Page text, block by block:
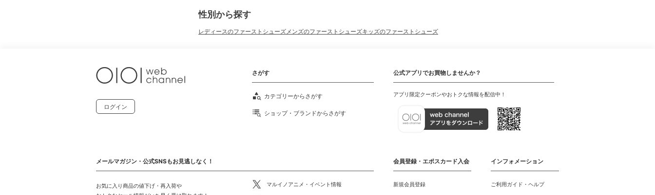
性別から探す
レディースのファーストシューズメンズのファーストシューズキッズのファーストシューズ
ログイン
さがす
カテゴリーからさがす
ショップ・ブランドからさがす
公式アプリでお買物しませんか？
アプリ限定クーポンやおトクな情報を配信中！
メールマガジン・公式SNSもお見逃しなく！
お気に入り商品の値下げ・再入荷や
マルイノアニメ・イベント情報
会員登録・エポスカード入会
新規会員登録
インフォメーション
ご利用ガイド・ヘルプ